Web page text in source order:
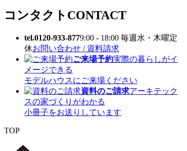
コンタクト CONTACT
tel.0120-933-8779:00 - 18:00 毎週水・木曜定
休お問い合わせ / 資料請求
ご来場予約実際の暮らしがイ
メージできる
モデルハウスにご来場ください
資料のご請求アーキテック
スの家づくりがわかる
小冊子をお送りしています
TOP